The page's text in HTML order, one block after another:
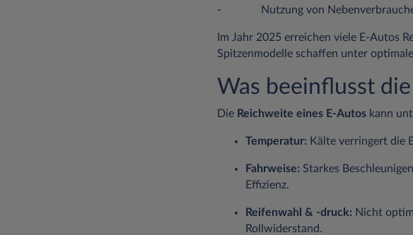
- Nutzung von Nebenverbrauchern
Im Jahr 2025 erreichen viele E-Autos
Spitzenmodelle schaffen unter
Was beeinflusst
Die Reichweite eines E-Autos kann
Temperatur: Kälte verringert die
Fahrweise: Starkes
Effizienz.
Reifenwahl & -druck: Nicht
Rollwiderstand.